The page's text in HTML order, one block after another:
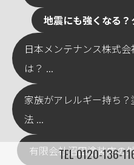
地震にも強くなる
日本メンテナンス株式
は？ ...
家族がアレルギー持ち
法 ...
有限会社沼田塗装店の
TEL0120-136-